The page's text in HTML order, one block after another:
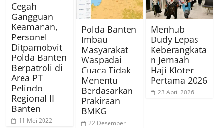
Cegah
Gangguan
Keamanan,
Personel
Ditpamobvit
Polda Banten
Berpatroli di
Area PT
Pelindo
Regional II
Banten
11 Mei 2022
Polda Banten
Imbau
Masyarakat
Waspadai
Cuaca Tidak
Menentu
Berdasarkan
Prakiraan
BMKG
22 Desember
Menhub
Dudy Lepas
Keberangkata
n Jemaah
Haji Kloter
Pertama 2026
23 April 2026